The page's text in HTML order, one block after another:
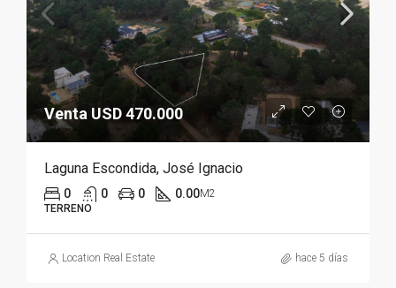
Venta USD 470.000
Laguna Escondida, José Ignacio
0 0 0 0.00M2
TERRENO
Location Real Estate hace 5 días